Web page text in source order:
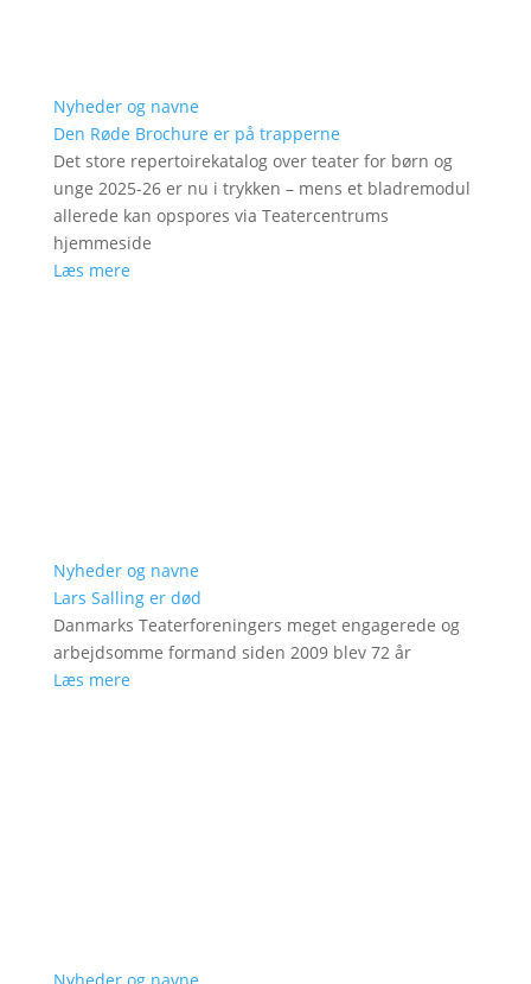
Nyheder og navne
Den Røde Brochure er på trapperne
Det store repertoirekatalog over teater for børn og
unge 2025-26 er nu i trykken – mens et bladremodul
allerede kan opspores via Teatercentrums
hjemmeside
Læs mere
Nyheder og navne
Lars Salling er død
Danmarks Teaterforeningers meget engagerede og
arbejdsomme formand siden 2009 blev 72 år
Læs mere